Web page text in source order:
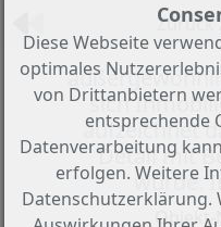
Zurück
sich
aufzeichnet
Detail mit
wurde.
Objekt-
Diese Webseite
optimales
von Drittanbietern
entsprechende
Datenverarbeitung
erfolgen. Weitere
Datenschutzerklärung.